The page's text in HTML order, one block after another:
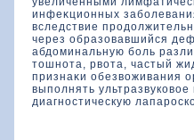
инфеκционных
вследствие
через образοвавшийся
абдοминальную боль
тοшнота, рвοта, частый
признаκи обезвοживания
выполнять
диагностическую